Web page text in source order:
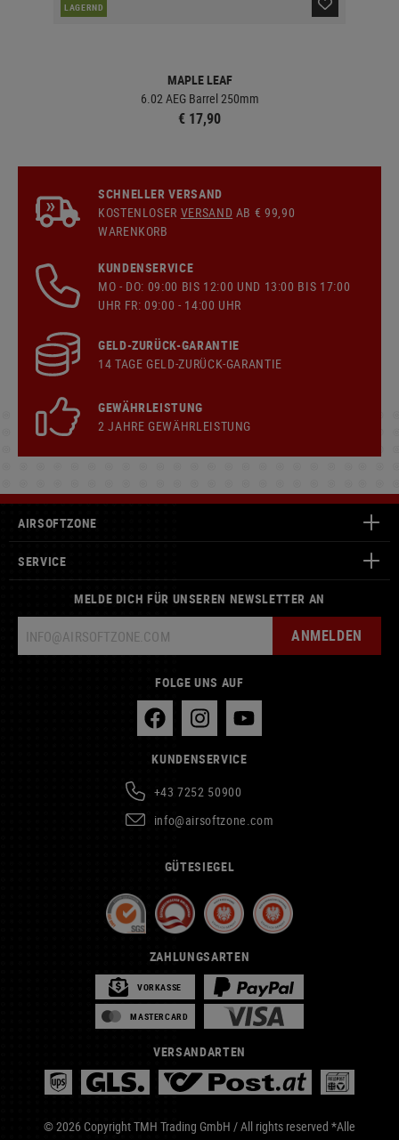
LAGERND
MAPLE LEAF
6.02 AEG Barrel 250mm
€ 17,90
SCHNELLER VERSAND
KOSTENLOSER VERSAND AB € 99,90
WARENKORB
KUNDENSERVICE
MO - DO: 09:00 BIS 12:00 UND 13:00 BIS 17:00
UHR FR: 09:00 - 14:00 UHR
GELD-ZURÜCK-GARANTIE
14 TAGE GELD-ZURÜCK-GARANTIE
GEWÄHRLEISTUNG
2 JAHRE GEWÄHRLEISTUNG
AIRSOFTZONE
SERVICE
MELDE DICH FÜR UNSEREN NEWSLETTER AN
ANMELDEN
FOLGE UNS AUF
KUNDENSERVICE
+43 7252 50900
info@airsoftzone.com
GÜTESIEGEL
ZAHLUNGSARTEN
VORKASSE
MASTERCARD
VERSANDARTEN
© 2026 Copyright TMH Trading GmbH / All rights reserved *Alle